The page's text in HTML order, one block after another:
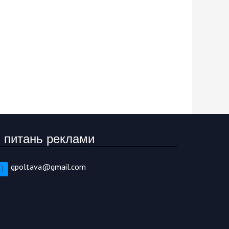
реклами
gpoltava@gmail.com